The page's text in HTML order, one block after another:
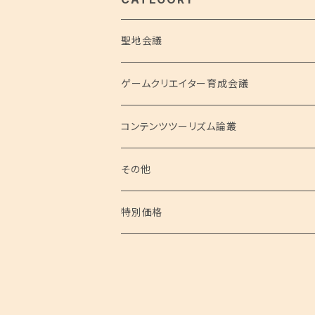
聖地会議
聖地会議シリーズ
聖地会議 総集編
聖地会議 映像
ゲームクリエイター育成会議
コンテンツツーリズム論叢
その他
特別価格